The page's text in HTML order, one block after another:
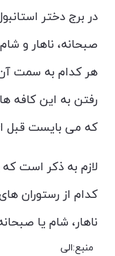
در برج دختر
صبحانه، ناهار و
هر کدام به سمت آن
رفتن به این
که می بایست قبل
لازم به ذکر است
کدام از رستوران
ناهار، شام یا
منبع:الی